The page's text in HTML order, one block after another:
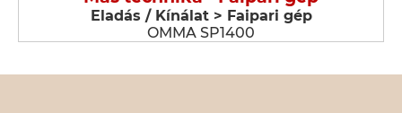
Eladás / Kínálat > Faipari gép
OMMA SP1400